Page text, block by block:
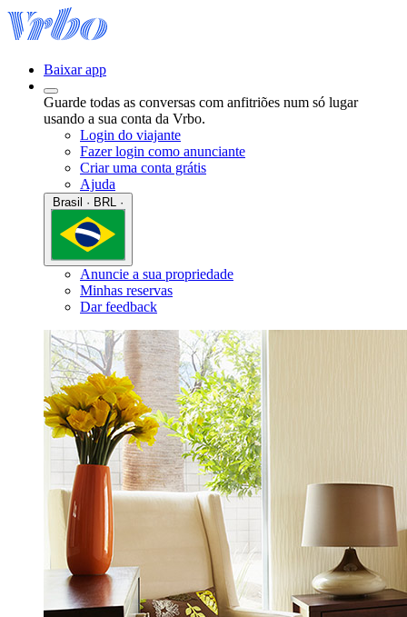
Baixar app
Guarde todas as conversas com anfitriões num só lugar
usando a sua conta da Vrbo.
Login do viajante
Fazer login como anunciante
Criar uma conta grátis
Ajuda
Anuncie a sua propriedade
Minhas reservas
Dar feedback